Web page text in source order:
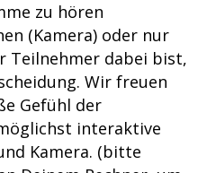
zu hören
(Kamera) oder nur
Teilnehmer dabei bist,
Wir freuen
Gefühl der
interaktive
Kamera. (bitte